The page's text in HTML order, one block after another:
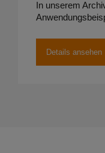
In unserem
Details ansehen